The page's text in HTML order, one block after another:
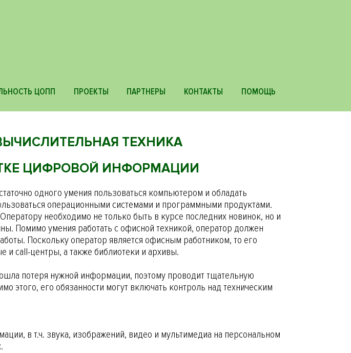
ЦОПП ПРОЕКТЫ ПАРТНЕРЫ КОНТАКТЫ ПОМОЩЬ
ТЕХНИКА
ЦИФРОВОЙ ИНФОРМАЦИИ
одного умения пользоваться компьютером и обладать
операционными системами и программными продуктами.
необходимо не только быть в курсе последних новинок, но и
Помимо умения работать с офисной техникой, оператор должен
Поскольку оператор является офисным работником, то его
и call-центры, а также библиотеки и архивы.
потеря нужной информации, поэтому проводит тщательную
его обязанности могут включать контроль над техническим
в т.ч. звука, изображений, видео и мультимедиа на персональном